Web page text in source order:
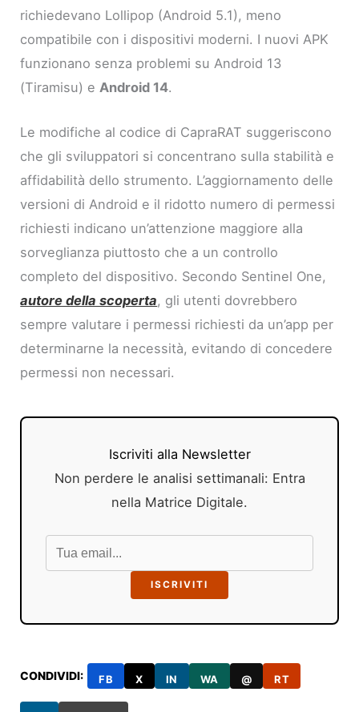
richiedevano Lollipop (Android 5.1), meno
compatibile con i dispositivi moderni. I nuovi APK
funzionano senza problemi su Android 13
(Tiramisu) e Android 14.
Le modifiche al codice di CapraRAT suggeriscono
che gli sviluppatori si concentrano sulla stabilità e
affidabilità dello strumento. L’aggiornamento delle
versioni di Android e il ridotto numero di permessi
richiesti indicano un’attenzione maggiore alla
sorveglianza piuttosto che a un controllo
completo del dispositivo. Secondo Sentinel One,
autore della scoperta, gli utenti dovrebbero
sempre valutare i permessi richiesti da un’app per
determinarne la necessità, evitando di concedere
permessi non necessari.
Iscriviti alla Newsletter
Non perdere le analisi settimanali: Entra
nella Matrice Digitale.
ISCRIVITI
CONDIVIDI: FB X IN WA @ RT